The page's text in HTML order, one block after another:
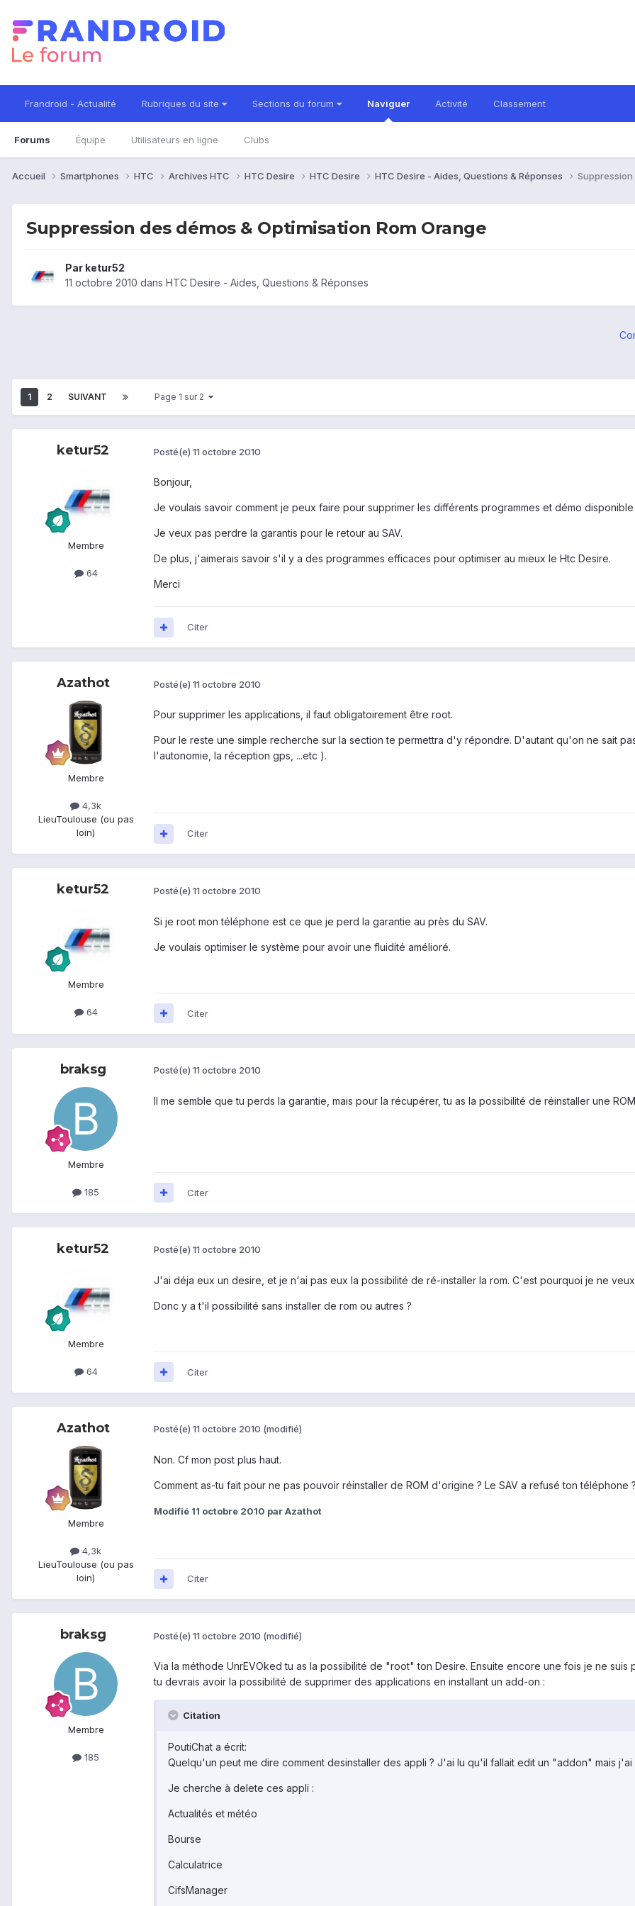
Frandroid - Actualité Rubriques du site Sections du forum Naviguer
Forums Équipe Utilisateurs en ligne Clubs
Activité Classement
Accueil Smartphones HTC Archives HTC HTC Desire HTC Desire HTC Desire - Aides, Questions & Réponses Suppression
Suppression des démos & Optimisation Rom Orange
Par ketur52
11 octobre 2010 dans HTC Desire - Aides, Questions & Réponses
1 2 SUIVANT Page 1 sur 2
ketur52
Membre
64
Posté(e) 11 octobre 2010
Bonjour,
Je voulais savoir comment je peux faire pour supprimer les différents programmes et démo
Je veux pas perdre la garantis pour le retour au SAV.
De plus, j'aimerais savoir s'il y a des programmes efficaces pour optimiser au mieux le Htc Desire.
Merci
Citer
Azathot
Membre
4,3k
LieuToulouse (ou pas
loin)
Posté(e) 11 octobre 2010
Pour supprimer les applications, il faut obligatoirement être root.
Pour le reste une simple recherche sur la section te permettra d'y répondre. D'autant qu'on ne sait
l'autonomie, la réception gps, ...etc ).
Citer
ketur52
Membre
64
Posté(e) 11 octobre 2010
Si je root mon téléphone est ce que je perd la garantie au près du SAV.
Je voulais optimiser le système pour avoir une fluidité amélioré.
Citer
braksg
Membre
185
Posté(e) 11 octobre 2010
Il me semble que tu perds la garantie, mais pour la récupérer, tu as la possibilité de réinstaller une
Citer
ketur52
Membre
64
Posté(e) 11 octobre 2010
J'ai déja eux un desire, et je n'ai pas eux la possibilité de ré-installer la rom. C'est pourquoi je ne veux
Donc y a t'il possibilité sans installer de rom ou autres ?
Citer
Azathot
Membre
4,3k
LieuToulouse (ou pas
loin)
Posté(e) 11 octobre 2010 (modifié)
Non. Cf mon post plus haut.
Comment as-tu fait pour ne pas pouvoir réinstaller de ROM d'origine ? Le SAV a refusé ton téléphone ?
Modifié 11 octobre 2010 par Azathot
Citer
braksg
Membre
185
Posté(e) 11 octobre 2010 (modifié)
Via la méthode UnrEVOked tu as la possibilité de "root" ton Desire. Ensuite encore une fois je ne suis
tu devrais avoir la possibilité de supprimer des applications en installant un add-on :
Citation
PoutiChat a écrit:
Quelqu'un peut me dire comment desinstaller des appli ? J'ai lu qu'il fallait edit un "addon" mais
Je cherche à delete ces appli :
Actualités et météo
Bourse
Calculatrice
CifsManager